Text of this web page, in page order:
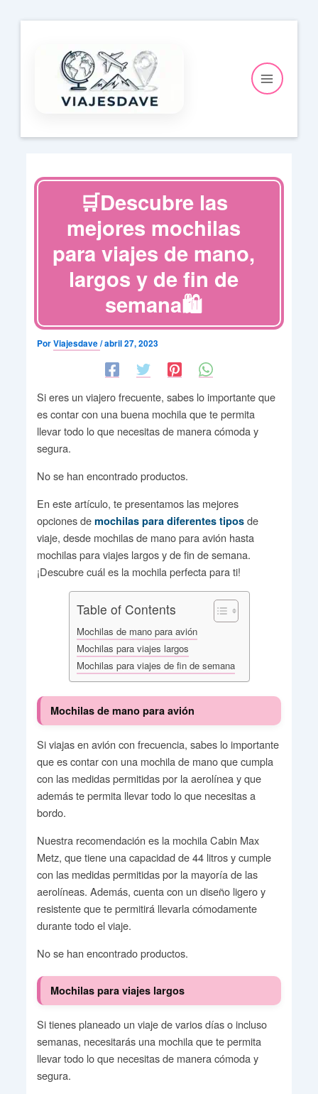
contenido
🛒Descubre las
mejores mochilas
para viajes de mano,
largos y de fin de
semana🛍️
PorViajesdave/abril 27, 2023
Si eres un viajero frecuente, sabes lo importante que
es contar con una buena mochila que te permita
llevar todo lo que necesitas de manera cómoda y
segura.
No se han encontrado productos.
En este artículo, te presentamos las mejores
opciones de mochilas para diferentes tiposde
viaje, desde mochilas de mano para avión hasta
mochilas para viajes largos y de fin de semana.
¡Descubre cuál es la mochila perfecta para ti!
Table of Contents
Mochilas de mano para avión
Mochilas para viajes largos
Mochilas para viajes de fin de semana
Mochilas de mano para avión
Si viajas en avión con frecuencia, sabes lo importante
que es contar con una mochila de mano que cumpla
con las medidas permitidas por la aerolínea y que
además te permita llevar todo lo que necesitas a
bordo.
Nuestra recomendación es la mochila Cabin Max
Metz, que tiene una capacidad de 44 litros y cumple
con las medidas permitidas por la mayoría de las
aerolíneas. Además, cuenta con un diseño ligero y
resistente que te permitirá llevarla cómodamente
durante todo el viaje.
No se han encontrado productos.
Mochilas para viajes largos
Si tienes planeado un viaje de varios días o incluso
semanas, necesitarás una mochila que te permita
llevar todo lo que necesitas de manera cómoda y
segura.